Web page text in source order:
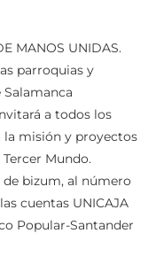
MANOS UNIDAS.
parroquias y
a todos los
la misión y proyectos
Mundo.
de bizum, al número
cuentas UNICAJA
Popular-Santander